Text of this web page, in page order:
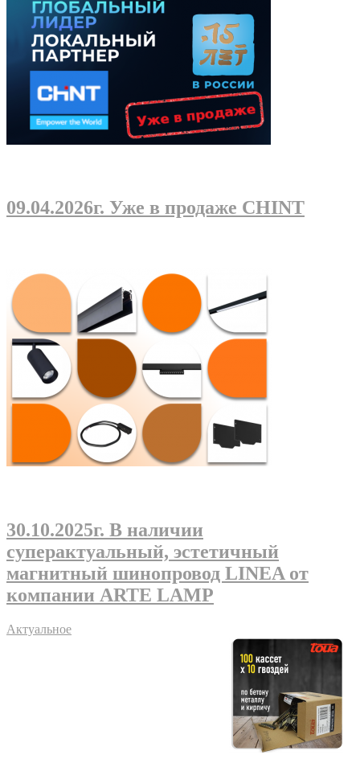
09.04.2026г. Уже в продаже CHINT
30.10.2025г. В наличии
суперактуальный, эстетичный
магнитный шинопровод LINEA от
компании ARTE LAMP
Актуальное